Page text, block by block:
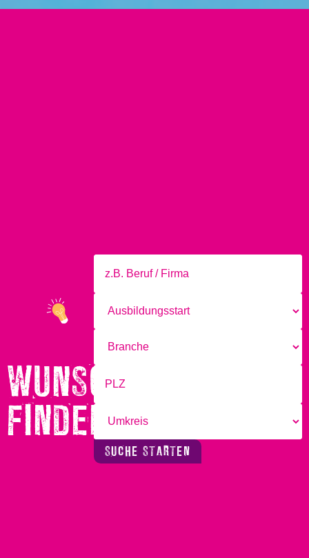
WUNSCHBERUF
FINDEN!
SUCHE STARTEN